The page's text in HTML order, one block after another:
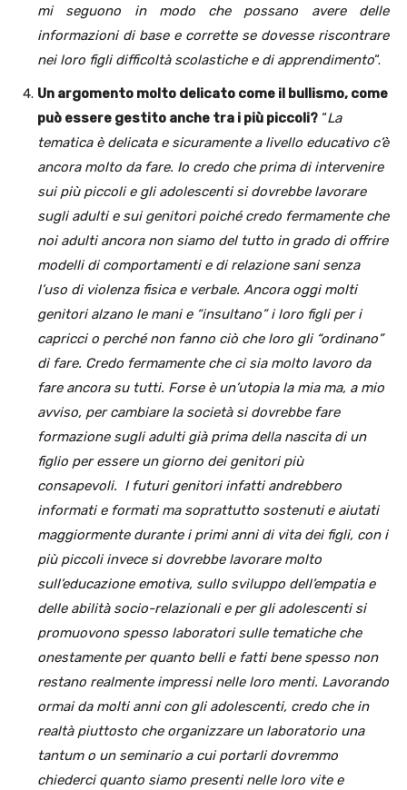
mi seguono in modo che possano avere delle
informazioni di base e corrette se dovesse riscontrare
nei loro figli difficoltà scolastiche e di apprendimento“.
Un argomento molto delicato come il bullismo, come
può essere gestito anche tra i più piccoli? “La
tematica è delicata e sicuramente a livello educativo c’è
ancora molto da fare. Io credo che prima di intervenire
sui più piccoli e gli adolescenti si dovrebbe lavorare
sugli adulti e sui genitori poiché credo fermamente che
noi adulti ancora non siamo del tutto in grado di offrire
modelli di comportamenti e di relazione sani senza
l’uso di violenza fisica e verbale. Ancora oggi molti
genitori alzano le mani e “insultano” i loro figli per i
capricci o perché non fanno ciò che loro gli “ordinano”
di fare. Credo fermamente che ci sia molto lavoro da
fare ancora su tutti. Forse è un’utopia la mia ma, a mio
avviso, per cambiare la società si dovrebbe fare
formazione sugli adulti già prima della nascita di un
figlio per essere un giorno dei genitori più
consapevoli. I futuri genitori infatti andrebbero
informati e formati ma soprattutto sostenuti e aiutati
maggiormente durante i primi anni di vita dei figli, con i
più piccoli invece si dovrebbe lavorare molto
sull’educazione emotiva, sullo sviluppo dell’empatia e
delle abilità socio-relazionali e per gli adolescenti si
promuovono spesso laboratori sulle tematiche che
onestamente per quanto belli e fatti bene spesso non
restano realmente impressi nelle loro menti. Lavorando
ormai da molti anni con gli adolescenti, credo che in
realtà piuttosto che organizzare un laboratorio una
tantum o un seminario a cui portarli dovremmo
chiederci quanto siamo presenti nelle loro vite e